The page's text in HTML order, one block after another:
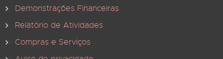
Demonstrações Financeiras
Relatório de Atividades
Compras e Serviços